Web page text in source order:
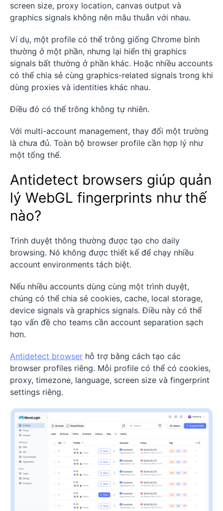
screen size, proxy location, canvas output và
graphics signals không nên mâu thuẫn với nhau.
Ví dụ, một profile có thể trông giống Chrome bình
thường ở một phần, nhưng lại hiển thị graphics
signals bất thường ở phần khác. Hoặc nhiều accounts
có thể chia sẻ cùng graphics-related signals trong khi
dùng proxies và identities khác nhau.
Điều đó có thể trông không tự nhiên.
Với multi-account management, thay đổi một trường
là chưa đủ. Toàn bộ browser profile cần hợp lý như
một tổng thể.
Antidetect browsers giúp quản
lý WebGL fingerprints như thế
nào?
Trình duyệt thông thường được tạo cho daily
browsing. Nó không được thiết kế để chạy nhiều
account environments tách biệt.
Nếu nhiều accounts dùng cùng một trình duyệt,
chúng có thể chia sẻ cookies, cache, local storage,
device signals và graphics signals. Điều này có thể
tạo vấn đề cho teams cần account separation sạch
hơn.
Antidetect browser hỗ trợ bằng cách tạo các
browser profiles riêng. Mỗi profile có thể có cookies,
proxy, timezone, language, screen size và fingerprint
settings riêng.